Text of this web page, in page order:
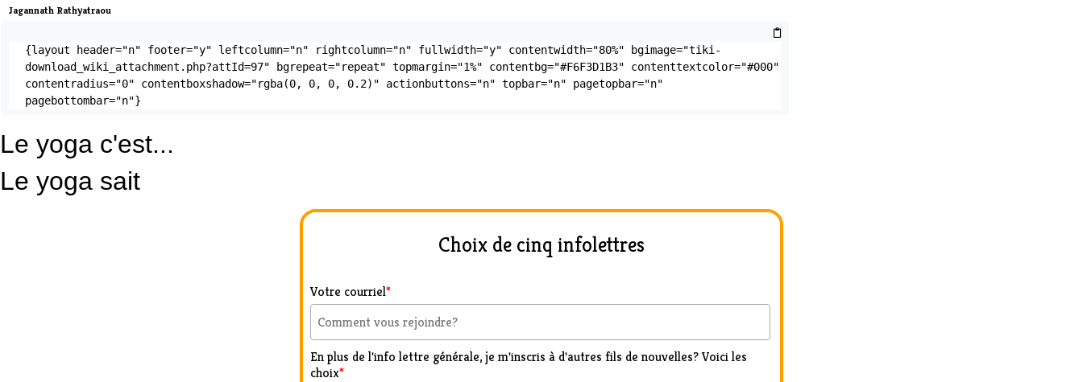
Jagannath Rathyatraou
{layout header="n" footer="y" leftcolumn="n" rightcolumn="n" fullwidth="y" contentwidth="80%" bgimage="tiki-
download_wiki_attachment.php?attId=97" bgrepeat="repeat" topmargin="1%" contentbg="#F6F3D1B3" contenttextcolor="#000"
contentradius="0" contentboxshadow="rgba(0, 0, 0, 0.2)" actionbuttons="n" topbar="n" pagetopbar="n"
pagebottombar="n"}
Le yoga c'est...
Le yoga sait
Choix de cinq infolettres
Votre courriel*
En plus de l'info lettre générale, je m'inscris à d'autres fils de nouvelles? Voici les
choix*